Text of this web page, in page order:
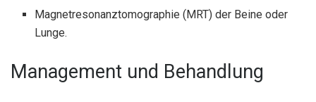
Magnetresonanztomographie (MRT) der Beine oder
Lunge.
Management und Behandlung